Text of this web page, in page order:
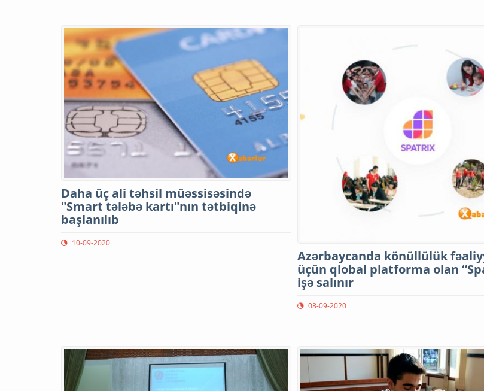
Daha üç ali təhsil müəssisəsində
"Smart tələbə kartı"nın tətbiqinə
başlanılıb
10-09-2020
Azərbaycanda könüllülük
üçün qlobal platforma olan
işə salınır
08-09-2020